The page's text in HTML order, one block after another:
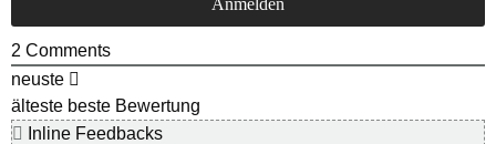
2 Comments
neuste
älteste beste Bewertung
Inline Feedbacks